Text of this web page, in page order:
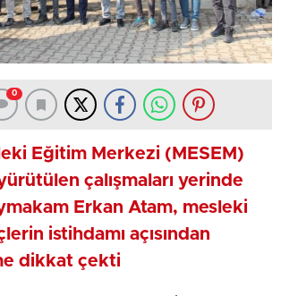
0
Eğitim Merkezi (MESEM)
çalışmaları yerinde
Erkan Atam, mesleki
istihdamı açısından
dikkat çekti